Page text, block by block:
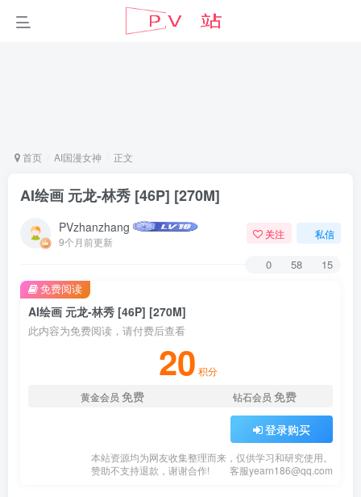
首页 AI国漫女神 正文
AI绘画 元龙-林秀 [46P] [270M]
PVzhanzhang
9个月前更新
关注 私信
0 58 15
AI绘画 元龙-林秀 [46P] [270M]
此内容为免费阅读，请付费后查看
20 积分
黄金会员 免费 钻石会员 免费
登录购买
本站资源均为网友收集整理而来，仅供学习和研究使用。
赞助不支持退款，谢谢合作!
客服yearn186@qq.com
免费阅读